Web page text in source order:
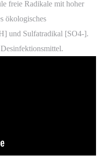
freie Radikale mit hoher
ökologisches
und Sulfatradikal [SO4-].